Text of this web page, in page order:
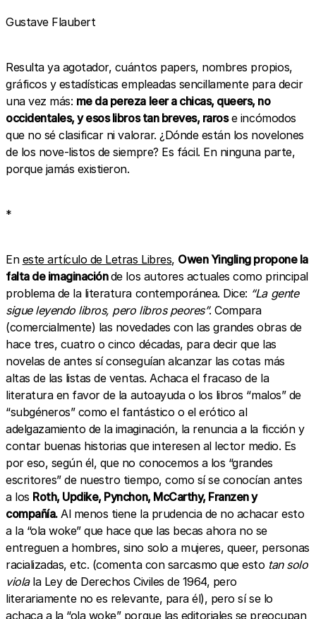
Gustave Flaubert
Resulta ya agotador, cuántos papers, nombres propios,
gráficos y estadísticas empleadas sencillamente para decir
una vez más: me da pereza leer a chicas, queers, no
occidentales, y esos libros tan breves, rarose incómodos
que no sé clasificar ni valorar. ¿Dónde están los novelones
de los nove-listos de siempre? Es fácil. En ninguna parte,
porque jamás existieron.
*
En este artículo de Letras Libres, Owen Yingling propone la
falta de imaginaciónde los autores actuales como principal
problema de la literatura contemporánea. Dice: “La gente
sigue leyendo libros, pero libros peores”. Compara
(comercialmente) las novedades con las grandes obras de
hace tres, cuatro o cinco décadas, para decir que las
novelas de antes sí conseguían alcanzar las cotas más
altas de las listas de ventas. Achaca el fracaso de la
literatura en favor de la autoayuda o los libros “malos” de
“subgéneros” como el fantástico o el erótico al
adelgazamiento de la imaginación, la renuncia a la ficción y
contar buenas historias que interesen al lector medio. Es
por eso, según él, que no conocemos a los “grandes
escritores” de nuestro tiempo, como sí se conocían antes
a los Roth, Updike, Pynchon, McCarthy, Franzen y
compañía.Al menos tiene la prudencia de no achacar esto
a la “ola woke” que hace que las becas ahora no se
entreguen a hombres, sino solo a mujeres, queer, personas
racializadas, etc. (comenta con sarcasmo que esto tan solo
viola la Ley de Derechos Civiles de 1964, pero
literariamente no es relevante, para él), pero sí se lo
achaca a la “ola woke” porque las editoriales se preocupan